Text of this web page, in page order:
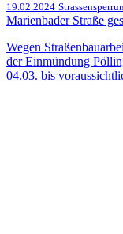
19.02.2024
Marienbader Straße
Wegen
der Einmündung
04.03. bis